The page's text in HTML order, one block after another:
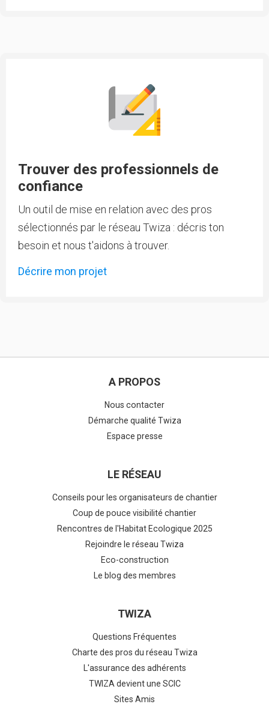
Trouver des professionnels de
confiance
Un outil de mise en relation avec des pros
sélectionnés par le réseau Twiza : décris ton
besoin et nous t'aidons à trouver.
Décrire mon projet
A PROPOS
Nous contacter
Démarche qualité Twiza
Espace presse
LE RÉSEAU
Conseils pour les organisateurs de chantier
Coup de pouce visibilité chantier
Rencontres de l'Habitat Ecologique 2025
Rejoindre le réseau Twiza
Eco-construction
Le blog des membres
TWIZA
Questions Fréquentes
Charte des pros du réseau Twiza
L'assurance des adhérents
TWIZA devient une SCIC
Sites Amis